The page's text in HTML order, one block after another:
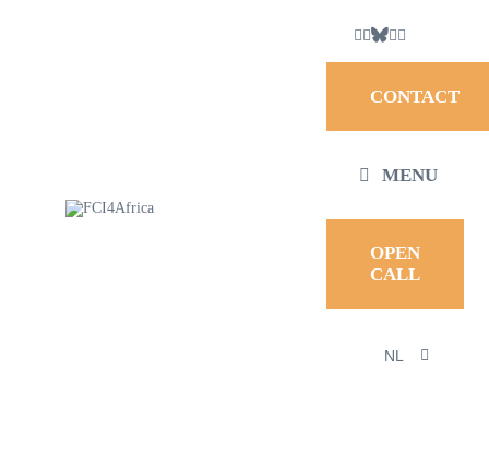
CONTACT
MENU
OPEN
CALL
NL